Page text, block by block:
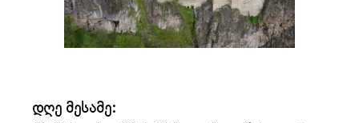
დღე მესამე: